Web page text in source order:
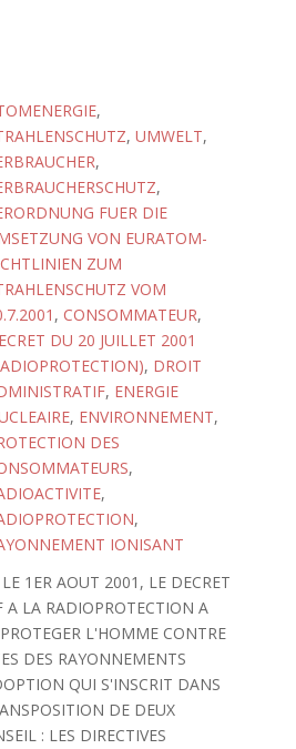
,
, UMWELT,
,
,
FUER DIE
VON EURATOM-
ZUM
VOM
, CONSOMMATEUR,
DU 20 JUILLET 2001
, DROIT
, ENERGIE
, ENVIRONNEMENT,
DES
,
,
,
IONISANT
1ER AOUT 2001, LE DECRET
LA RADIOPROTECTION A
L'HOMME CONTRE
DES RAYONNEMENTS
QUI S'INSCRIT DANS
DE DEUX
: LES DIRECTIVES